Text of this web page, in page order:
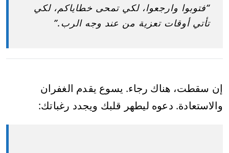
“فتوبوا وارجعوا، لكي تمحى خطاياكم، لكي
تأتي أوقات تعزية من عند وجه الرب.”
إن سقطت، هناك رجاء. يسوع يقدم الغفران
والاستعادة. دعوه ليطهر قلبك ويجدد رغباتك: